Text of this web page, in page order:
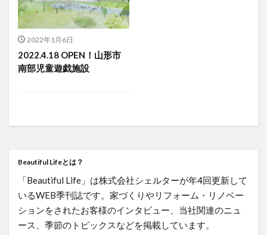
2022年1月6日
2022.4.18 OPEN！山形市
南部児童遊戯施設
Beautiful Lifeとは？
「Beautiful Life」は株式会社シェルターが年4回更新して
いるWEB季刊誌です。家づくりやリフォーム・リノベー
ションをされたお客様のインタビュー、当社関連のニュ
ース、季節のトピックスなどを掲載しています。